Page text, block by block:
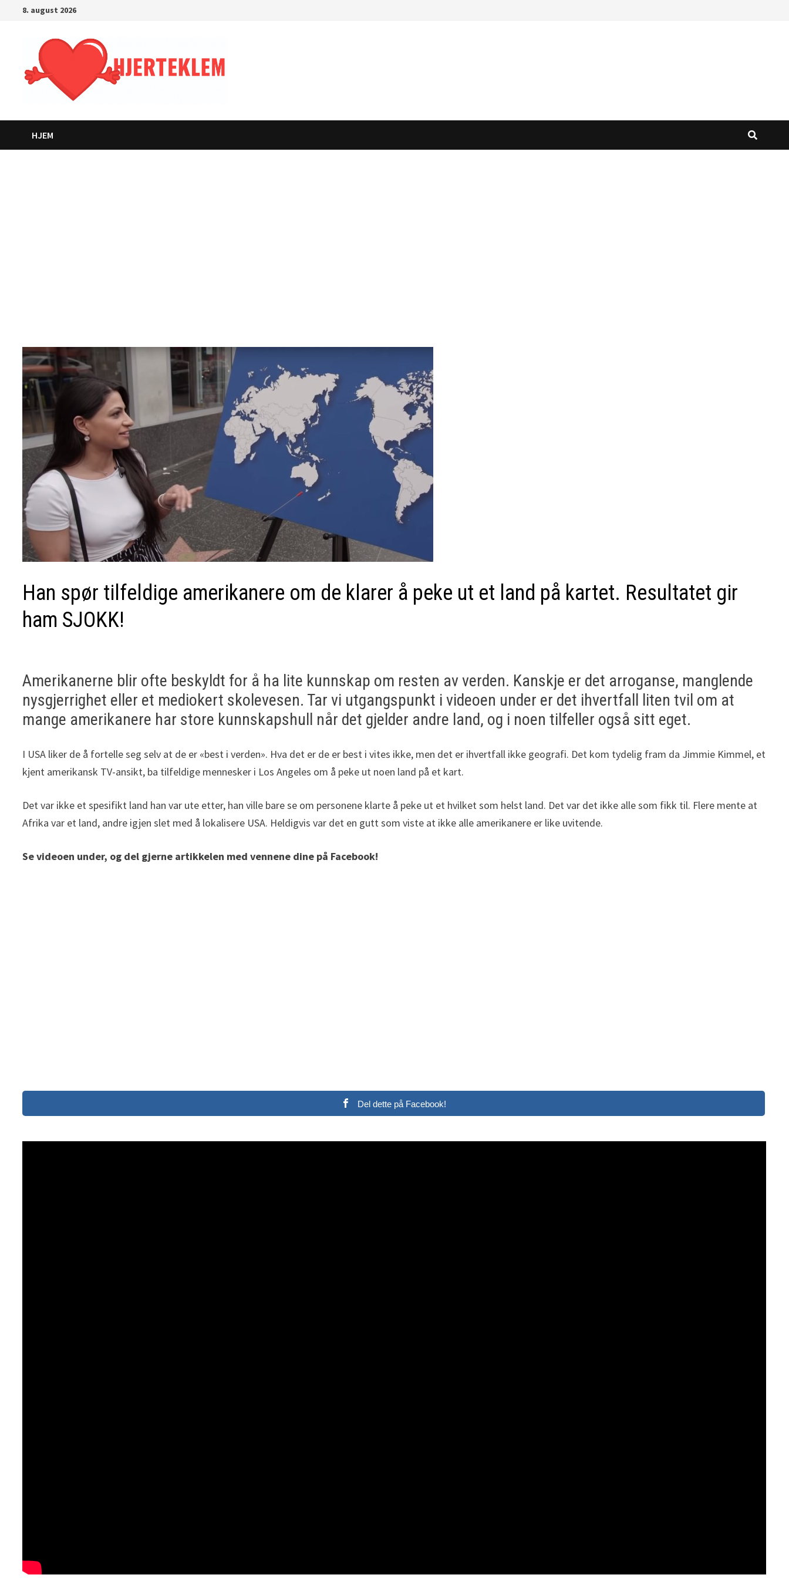
8. august 2026
HJEM
Han spør tilfeldige amerikanere om de klarer å peke ut et land på kartet. Resultatet gir
ham SJOKK!
Amerikanerne blir ofte beskyldt for å ha lite kunnskap om resten av verden. Kanskje er det arroganse, manglende
nysgjerrighet eller et mediokert skolevesen. Tar vi utgangspunkt i videoen under er det ihvertfall liten tvil om at
mange amerikanere har store kunnskapshull når det gjelder andre land, og i noen tilfeller også sitt eget.
I USA liker de å fortelle seg selv at de er «best i verden». Hva det er de er best i vites ikke, men det er ihvertfall ikke geografi. Det kom tydelig fram da Jimmie Kimmel, et
kjent amerikansk TV-ansikt, ba tilfeldige mennesker i Los Angeles om å peke ut noen land på et kart.
Det var ikke et spesifikt land han var ute etter, han ville bare se om personene klarte å peke ut et hvilket som helst land. Det var det ikke alle som fikk til. Flere mente at
Afrika var et land, andre igjen slet med å lokalisere USA. Heldigvis var det en gutt som viste at ikke alle amerikanere er like uvitende.
Se videoen under, og del gjerne artikkelen med vennene dine på Facebook!
Del dette på Facebook!